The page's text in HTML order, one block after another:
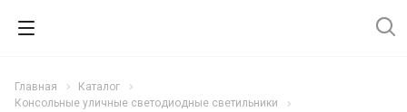
Главная
Каталог
Консольные уличные светодиодные светильники